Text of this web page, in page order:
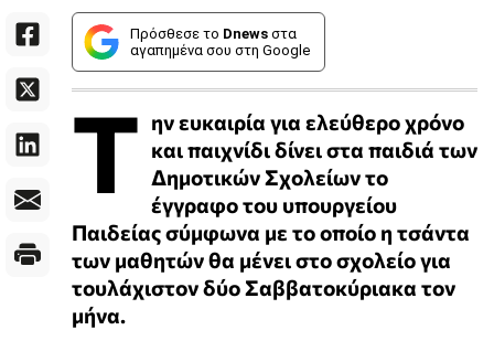
Πρόσθεσε το Dnews στα
αγαπημένα σου στη Google
Τ ην ευκαιρία για ελεύθερο χρόνο
και παιχνίδι δίνει στα παιδιά των
Δημοτικών Σχολείων το
έγγραφο του υπουργείου
Παιδείας σύμφωνα με το οποίο η τσάντα
των μαθητών θα μένει στο σχολείο για
τουλάχιστον δύο Σαββατοκύριακα τον
μήνα.